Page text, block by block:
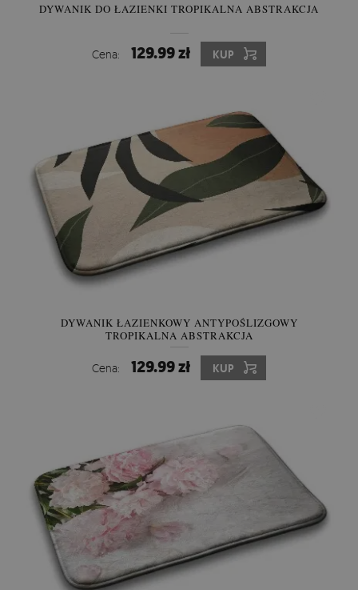
DYWANIK DO ŁAZIENKI TROPIKALNA ABSTRAKCJA
Cena: 129.99 zł KUP
DYWANIK ŁAZIENKOWY ANTYPOŚLIZGOWY
TROPIKALNA ABSTRAKCJA
Cena: 129.99 zł KUP